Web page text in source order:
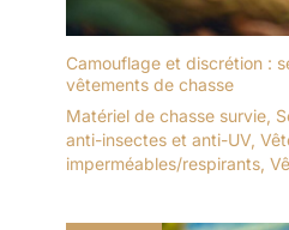
Camouflage et discrétion :
vêtements de chasse
Matériel de chasse survie,
anti-insectes et anti-UV,
imperméables/respirants,